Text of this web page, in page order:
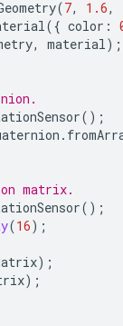
(7, 1.6,
({ color :
, material);
();
.
matrix.
();
(16);
);
);